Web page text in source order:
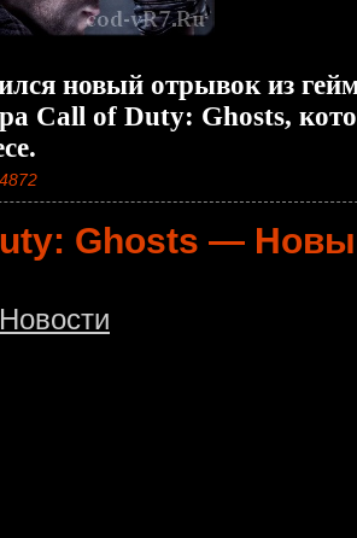
новый отрывок из
Call of Duty: Ghosts,
4872
Ghosts —
Новости